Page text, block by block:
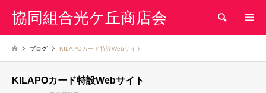
協同組合光ケ丘商店会 検索
ブログ KILAPOカード特設Webサイト
KILAPOカード特設Webサイト